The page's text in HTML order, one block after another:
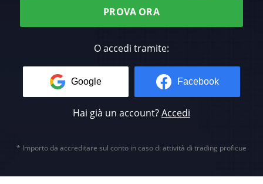
PROVA ORA
O accedi tramite:
Google Facebook
Hai già un account?Accedi
* Importo da accreditare sul conto in caso di attività di trading proficue